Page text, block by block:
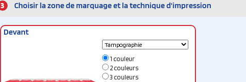
3 Choisir la zone de marquage et la technique d'impression
Devant
1 couleur
2 couleurs
3 couleurs